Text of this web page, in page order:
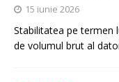
15 iunie 2026
Stabilitatea pe termen
de volumul brut al